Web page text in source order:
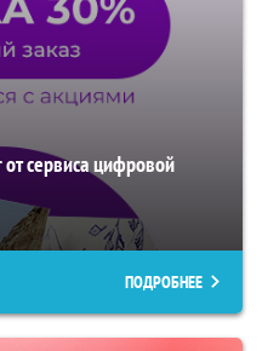
сервиса цифровой
ПОДРОБНЕЕ